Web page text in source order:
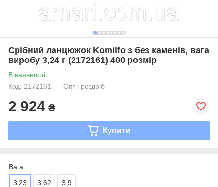
Срібний ланцюжок Komilfo з без каменів, вага
виробу 3,24 г (2172161) 400 розмір
В наявності
Код: 2172161
Опт і роздріб
2 924 ₴
Купити
Вага
3.23 3.62 3.9